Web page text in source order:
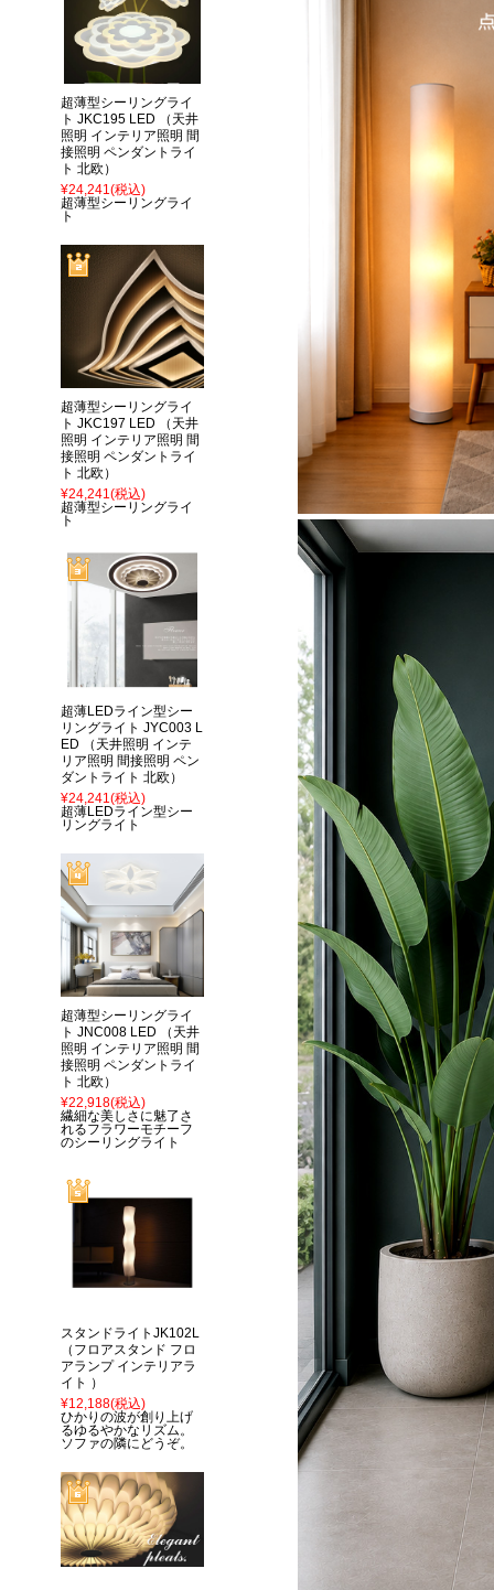
超薄型シーリングライ
ト JKC195 LED （天井
照明 インテリア照明 間
接照明 ペンダントライ
ト 北欧）
¥24,241(税込)
超薄型シーリングライ
ト
超薄型シーリングライ
ト JKC197 LED （天井
照明 インテリア照明 間
接照明 ペンダントライ
ト 北欧）
¥24,241(税込)
超薄型シーリングライ
ト
超薄LEDライン型シー
リングライト JYC003 L
ED （天井照明 インテ
リア照明 間接照明 ペン
ダントライト 北欧）
¥24,241(税込)
超薄LEDライン型シー
リングライト
超薄型シーリングライ
ト JNC008 LED （天井
照明 インテリア照明 間
接照明 ペンダントライ
ト 北欧）
¥22,918(税込)
繊細な美しさに魅了さ
れるフラワーモチーフ
のシーリングライト
スタンドライトJK102L
（フロアスタンド フロ
アランプ インテリアラ
イト ）
¥12,188(税込)
ひかりの波が創り上げ
るゆるやかなリズム。
ソファの隣にどうぞ。